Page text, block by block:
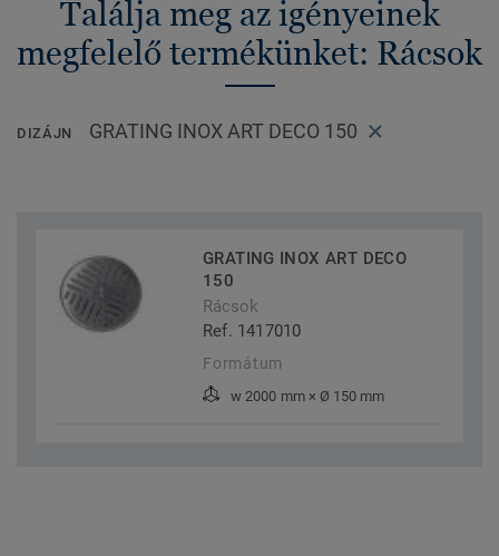
Találja meg az igényeinek
megfelelő termékünket: Rácsok
DIZÁJN GRATING INOX ART DECO 150
GRATING INOX ART DECO
150
Rácsok
Ref. 1417010
Formátum
w 2000 mm × Ø 150 mm